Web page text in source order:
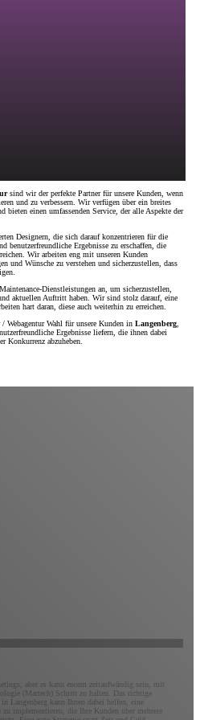
sind wir der perfekte Partner für unsere Kunden, wenn
und zu verbessern. Wir verfügen über ein breites
bieten einen umfassenden Service, der alle Aspekte der
Designern, die sich darauf konzentrieren für die
benutzerfreundliche Ergebnisse zu erschaffen, die
Wir arbeiten eng mit unseren Kunden
und Wünsche zu verstehen und sicherzustellen, dass
Dienstleistungen an, um sicherzustellen,
aktuellen Auftritt haben. Wir sind stolz darauf, eine
hart daran, diese auch weiterhin zu erreichen.
Webagentur Wahl für unsere Kunden in Langenberg
Ergebnisse liefern, die ihnen dabei
Konkurrenz abzuheben.
aber es kann enorm zeitaufwändig sein, mit
(Martech) Schritt zu halten. Das richtige
Langenberg kann Ihnen dabei helfen, eine
zu implementieren, die Ihre Kunden über mehrere